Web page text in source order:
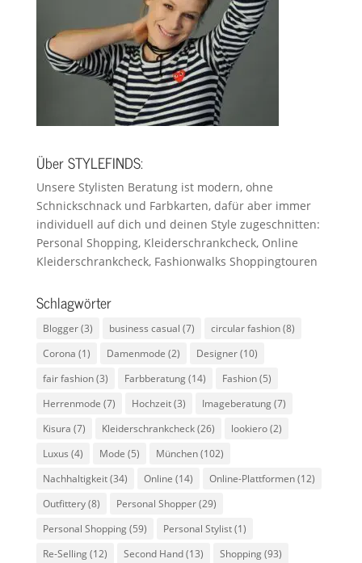
Über STYLEFINDS:
Unsere Stylisten Beratung ist modern, ohne
Schnickschnack und Farbkarten, dafür aber immer
individuell auf dich und deinen Style zugeschnitten:
Personal Shopping, Kleiderschrankcheck, Online
Kleiderschrankcheck, Fashionwalks Shoppingtouren
Schlagwörter
Blogger(3) business casual (7) circular fashion(8)
Corona (1) Damenmode (2) Designer(10)
fair fashion(3) Farbberatung(14) Fashion(5)
Herrenmode (7) Hochzeit(3) Imageberatung(7)
Kisura (7) Kleiderschrankcheck(26) lookiero(2)
Luxus (4) Mode (5) München(102)
Nachhaltigkeit(34) Online (14) Online-Plattformen(12)
Outfittery(8) Personal Shopper(29)
Personal Shopping(59) Personal Stylist(1)
Re-Selling(12) Second Hand(13) Shopping(93)